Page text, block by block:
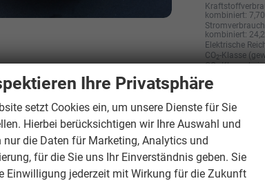
kombiniert:
kombiniert:
Elektrische
CO2-Klasse
CO -Klasse bei
g/km
T7 Multivan
DSG Elegance LÜ 7 Sitzer
Ihre Privatsphäre
setzt Cookies ein, um unsere Dienste für Sie
Hierbei berücksichtigen wir Ihre Auswahl und
nur die Daten für Marketing, Analytics und
für die Sie uns Ihr Einverständnis geben. Sie
Einwilligung jederzeit mit Wirkung für die Zukunft